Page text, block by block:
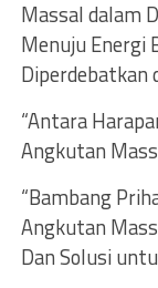
Massal dalam
Menuju Energi
Diperdebatkan
“Antara
Angkutan
“Bambang
Angkutan
Dan Solusi